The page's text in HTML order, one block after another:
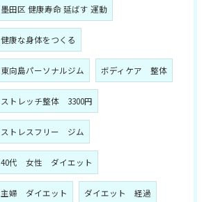
墨田区 健康寿命 延ばす 運動
健康な身体をつくる
東向島パーソナルジム ボディケア 整体
ストレッチ整体 3300円
ストレスフリー ジム
40代 女性 ダイエット
主婦 ダイエット ダイエット 経過